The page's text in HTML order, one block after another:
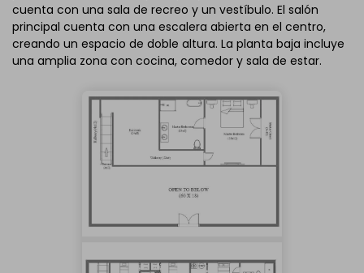
cuenta con una sala de recreo y un vestíbulo. El salón
principal cuenta con una escalera abierta en el centro,
creando un espacio de doble altura. La planta baja incluye
una amplia zona con cocina, comedor y sala de estar.